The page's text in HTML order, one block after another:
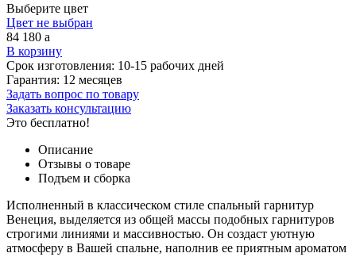
Выберите цвет
Цвет не выбран
84 180 a
В корзину
Срок изготовления: 10-15 рабочих дней
Гарантия: 12 месяцев
Задать вопрос по товару
Заказать консультацию
Это бесплатно!
Описание
Отзывы о товаре
Подъем и сборка
Исполненный в классическом стиле спальный гарнитур
Венеция, выделяется из общей массы подобных гарнитуров
строгими линиями и массивностью. Он создаст уютную
атмосферу в Вашей спальне, наполнив ее приятным ароматом